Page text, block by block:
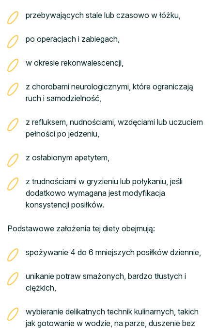
przebywających stale lub czasowo w łóżku,
po operacjach i zabiegach,
w okresie rekonwalescencji,
z chorobami neurologicznymi, które ograniczają
ruch i samodzielność,
z refluksem, nudnościami, wzdęciami lub uczuciem
pełności po jedzeniu,
z osłabionym apetytem,
z trudnościami w gryzieniu lub połykaniu, jeśli
dodatkowo wymagana jest modyfikacja
konsystencji posiłków.
Podstawowe założenia tej diety obejmują:
spożywanie 4 do 6 mniejszych posiłków dziennie,
unikanie potraw smażonych, bardzo tłustych i
ciężkich,
wybieranie delikatnych technik kulinarnych, takich
jak gotowanie w wodzie, na parze, duszenie bez